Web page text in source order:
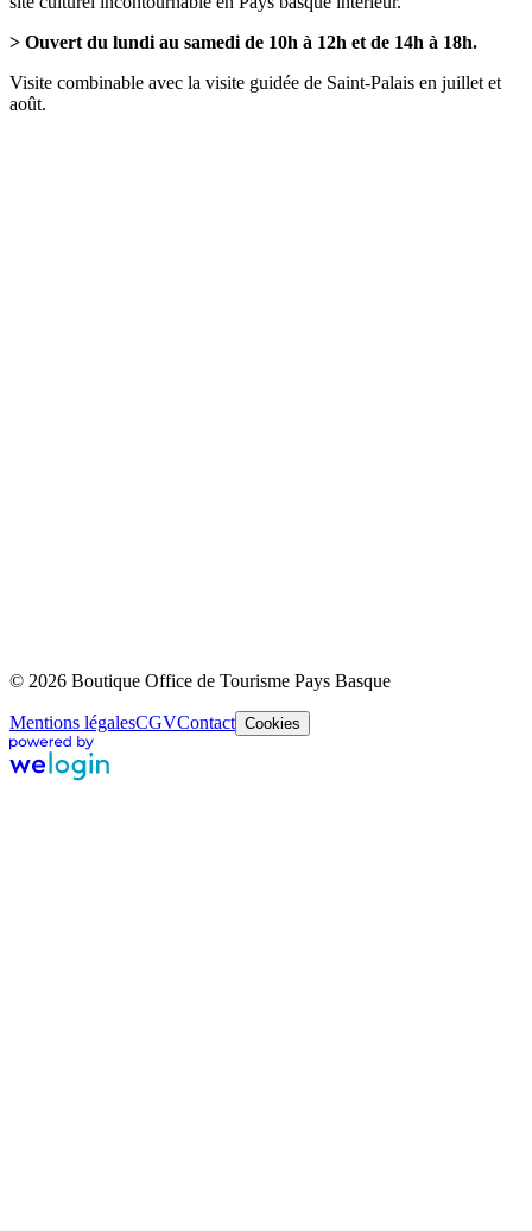
> Ouvert du lundi au samedi de 10h à 12h et de 14h à 18h.
Visite combinable avec la visite guidée de Saint-Palais en juillet et
août.
© 2026 Boutique Office de Tourisme Pays Basque
Mentions légalesCGVContact Cookies